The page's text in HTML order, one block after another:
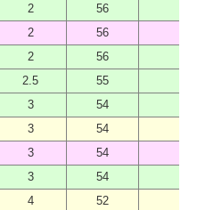
2
56
2
56
2
56
2.5
55
3
54
3
54
3
54
3
54
4
52